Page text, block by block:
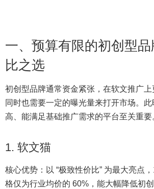
一、预算有限的初创型
比之选
初创型品牌通常资金紧张，在软文推广上
同时也需要一定的曝光量来打开市场。
高、能满足基础推广需求的平台至关重要
1. 软文猫
核心优势：以 “极致性价比” 为最大亮点
格仅为行业均价的 60%，能大幅降低初创